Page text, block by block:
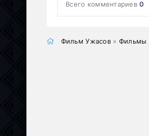
Всего комментариев0
Фильм Ужасов» Фильмы